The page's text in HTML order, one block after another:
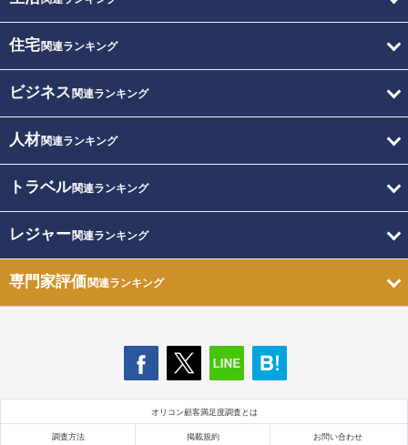
住宅関連ランキング
ビジネス 関連ランキング
人材関連ランキング
トラベル関連ランキング
レジャー関連ランキング
専門家評価関連ランキング
オリコン顧客満足度調査とは
調査方法 掲載規約 お問い合わせ